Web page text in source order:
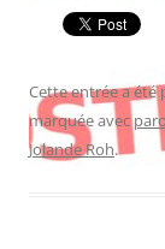
Cette entrée a été
marquée avec
Jolande Roh.